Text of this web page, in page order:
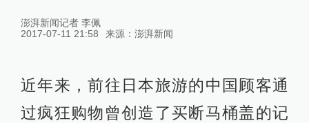
澎湃新闻记者 李佩
2017-07-11 21:58
来源： 澎湃新闻
近年来，前往日本旅游的中国顾客通
过疯狂购物曾创造了买断马桶盖的记